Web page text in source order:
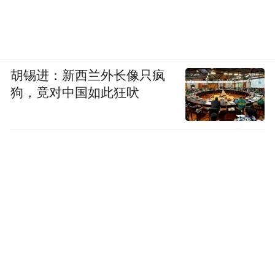
胡锡进：新西兰外长像只疯
狗，竟对中国如此狂吠